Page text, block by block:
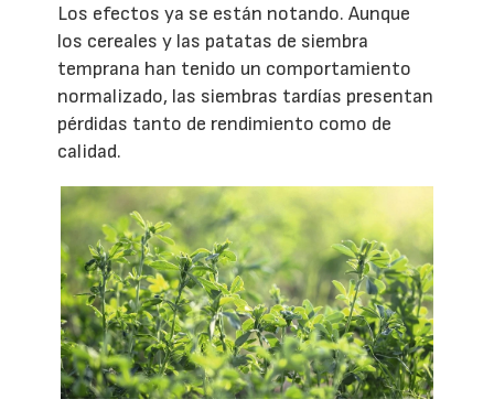
Los efectos ya se están notando. Aunque
los cereales y las patatas de siembra
temprana han tenido un comportamiento
normalizado, las siembras tardías presentan
pérdidas tanto de rendimiento como de
calidad.